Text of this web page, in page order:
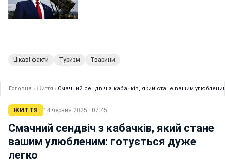
Цікаві факти Туризм Тварини
Головна › Життя › Смачний сендвіч з кабачків, який стане вашим
ЖИТТЯ 14 червня 2025 · 07:45
Смачний сендвіч з кабачків, який стане
вашим улюбленим: готується дуже
легко